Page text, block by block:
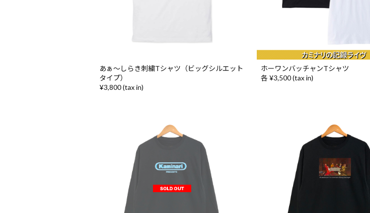
あぁ〜しらき刺繍Tシャツ（ビッグシルエット
タイプ）
¥3,800 (tax in)
ホーワンバッチャンTシャツ
各 ¥3,500 (tax in)